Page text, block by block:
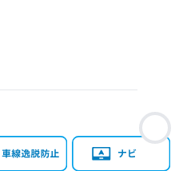
お